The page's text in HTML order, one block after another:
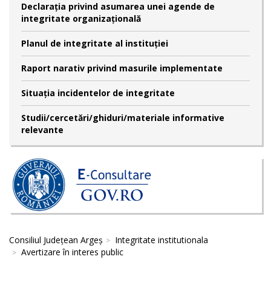
Declaraţia privind asumarea unei agende de
integritate organizaţională
Planul de integritate al instituției
Raport narativ privind masurile implementate
Situația incidentelor de integritate
Studii/cercetări/ghiduri/materiale informative
relevante
Consiliul Județean Argeș
Integritate institutionala
Avertizare în interes public